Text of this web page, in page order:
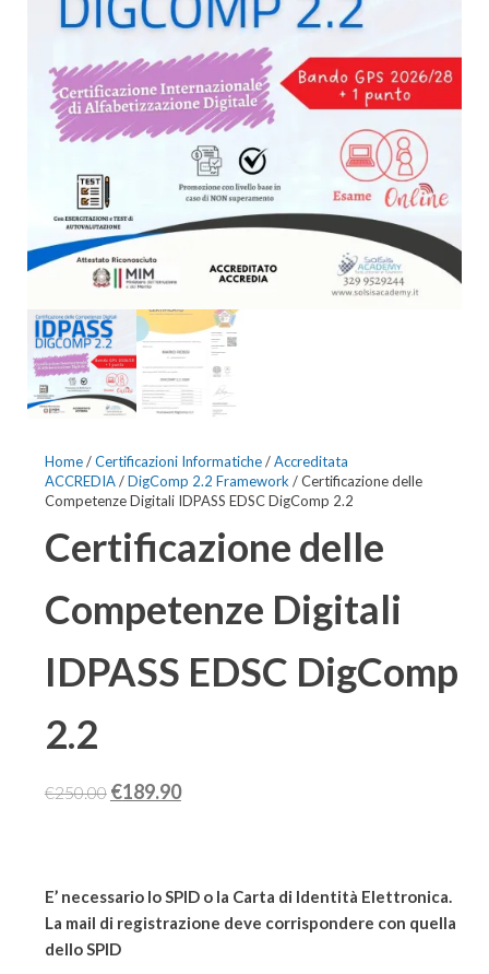
E FORMATORI -
ACCREDITATA
ACCREDIA
DIGCOMP 2.2
Home/Certificazioni Informatiche/Accreditata
ACCREDIA/DigComp 2.2 Framework / Certificazione delle
Competenze Digitali IDPASS EDSC DigComp 2.2
Certificazione delle
Competenze Digitali
IDPASS EDSC DigComp
2.2
€250.00 Il
€250.00.
€189.90Il
€189.90.
E’ necessario lo SPID o la Carta di Identità Elettronica.
La mail di registrazione deve corrispondere con quella
dello SPID